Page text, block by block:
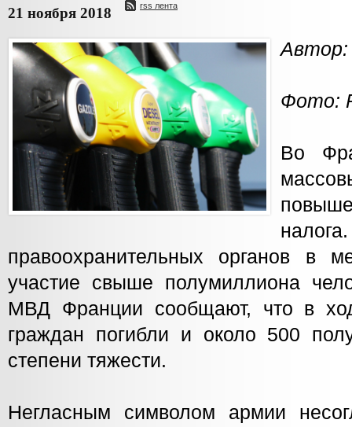
21 ноября 2018 rss лента
Автор:
Фото:
Во
правоохранительных органов в
участие свыше полумиллиона
МВД Франции сообщают, что в
граждан погибли и около 500
степени тяжести.
Негласным символом армии